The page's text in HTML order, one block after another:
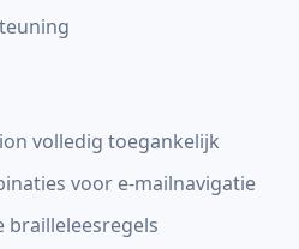
volledig toegankelijk
voor e-mailnavigatie
brailleleesregels